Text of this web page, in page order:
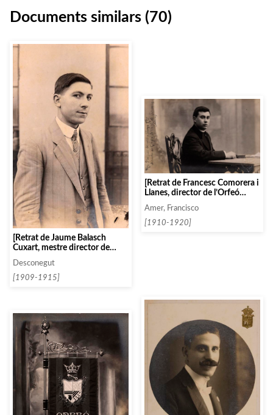
Documents similars (70)
[Retrat de Jaume Balasch
Cuxart, mestre director de
l’Orfeó del Patronat Obrer
Instructiu de Cornellà del
Llobregat]
Desconegut
[1909-1915]
[Retrat de Francesc Comorera i
Llanes, director de l’Orfeó
Amer, Francisco
[1910-1920]